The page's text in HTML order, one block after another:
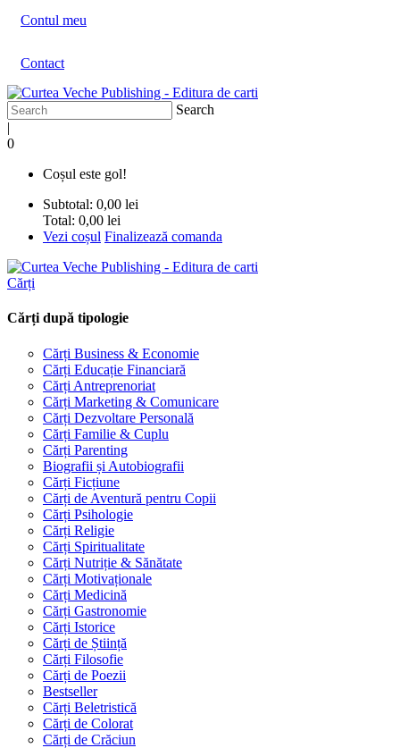
Contul meu
Contact
Search
|
0
Coșul este gol!
Subtotal: 0,00 lei
Total: 0,00 lei
Vezi coșul Finalizează comanda
Cărți
Cărți după tipologie
Cărți Business & Economie
Cărți Educație Financiară
Cărți Antreprenoriat
Cărți Marketing & Comunicare
Cărți Dezvoltare Personală
Cărți Familie & Cuplu
Cărți Parenting
Biografii și Autobiografii
Cărți Ficțiune
Cărți de Aventură pentru Copii
Cărți Psihologie
Cărți Religie
Cărți Spiritualitate
Cărți Nutriție & Sănătate
Cărți Motivaționale
Cărți Medicină
Cărți Gastronomie
Cărți Istorice
Cărți de Știință
Cărți Filosofie
Cărți de Poezii
Bestseller
Cărți Beletristică
Cărți de Colorat
Cărți de Crăciun